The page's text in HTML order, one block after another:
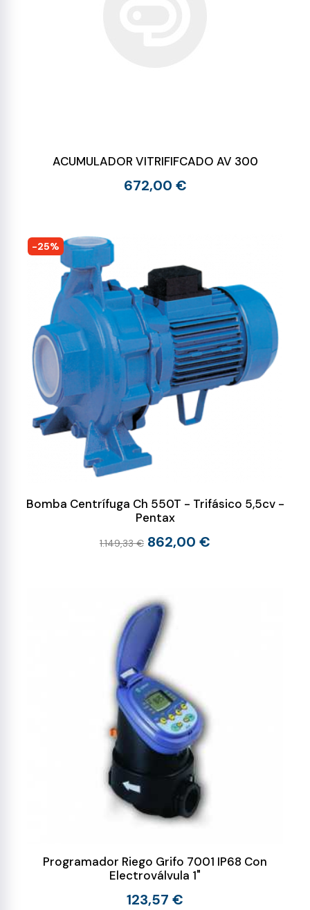
ACUMULADOR VITRIFIFCADO AV 300
672,00 €
-25%
Bomba Centrífuga Ch 550T - Trifásico 5,5cv -
Pentax
1.149,33 € 862,00 €
Programador Riego Grifo 7001 IP68 Con
Electroválvula 1"
123,57 €